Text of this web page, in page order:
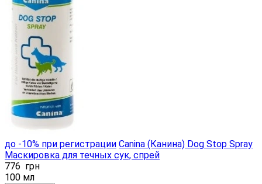
до -10% при регистрации Canina (Канина) Dog Stop Spray
Маскировка для течных сук, спрей
776 грн
100 мл